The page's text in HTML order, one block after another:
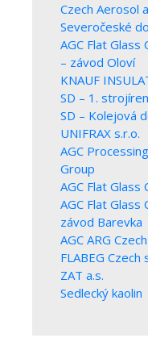
Czech Aerosol
Severočeské
AGC Flat Glass
– závod Oloví
KNAUF
SD – 1.
SD – Kolejová
UNIFRAX s.r.o.
AGC
Group
AGC Flat Glass
AGC Flat Glass
závod Barevka
AGC ARG
FLABEG Czech
ZAT a.s.
Sedlecký kaolin